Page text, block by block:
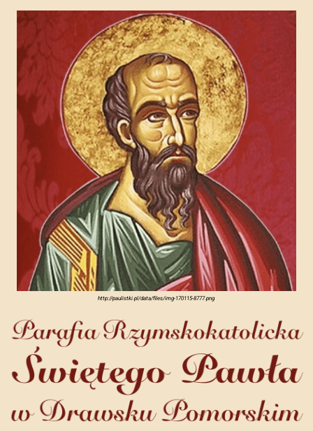
http://paulistki.pl/data/files/img-170115-8777.png